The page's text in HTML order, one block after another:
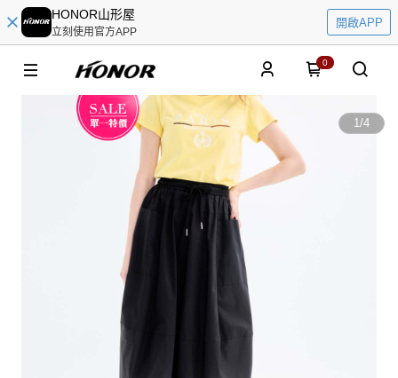
HONOR山形屋
立刻使用官方APP
開啟APP
0
1/4